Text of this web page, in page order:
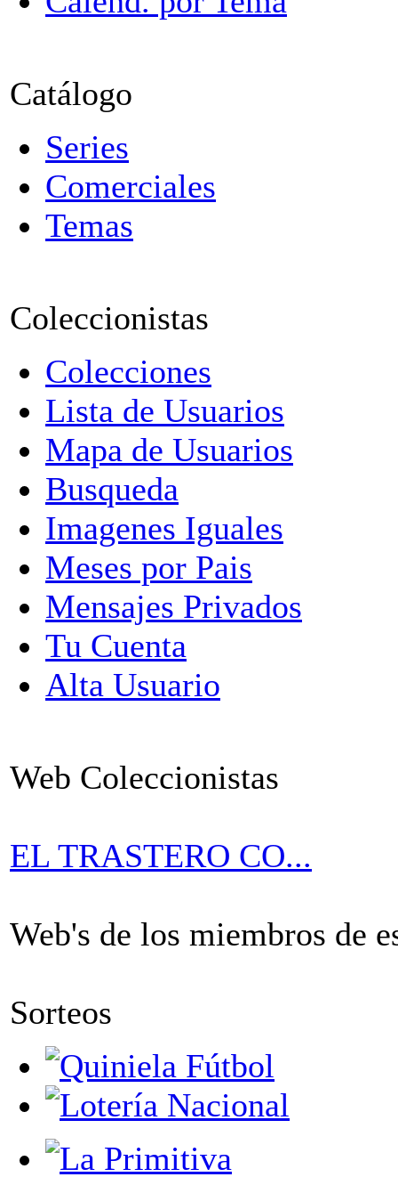
Catálogo
Series
Comerciales
Temas
Coleccionistas
Colecciones
Lista de Usuarios
Mapa de Usuarios
Busqueda
Imagenes Iguales
Meses por Pais
Mensajes Privados
Tu Cuenta
Alta Usuario
Web Coleccionistas
EL TRASTERO CO...
Web's de los miembros de
Sorteos